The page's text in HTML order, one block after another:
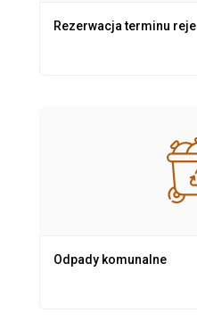
Rezerwacja terminu
Odpady komunalne